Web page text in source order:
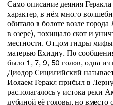
Само описание деяния
характер, в нём много
обитало в болоте возле
в озере), похищало скот и
местности. Отцом гидры
матерью Ехидну. По
было 1, 7, 9, 50 голов, одна из
Диодор Сицилийский
Иолаем Геракл прибыл в
располагалось у истока реки
дубиной её головы, но вместо